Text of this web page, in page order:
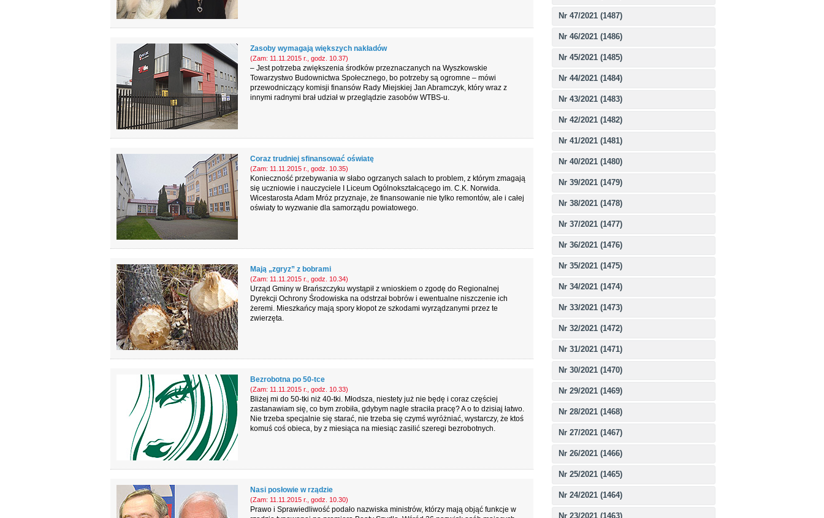
Nr 47/2021 (1487)
Nr 46/2021 (1486)
Nr 45/2021 (1485)
Nr 44/2021 (1484)
Nr 43/2021 (1483)
Nr 42/2021 (1482)
Nr 41/2021 (1481)
Nr 40/2021 (1480)
Nr 39/2021 (1479)
Nr 38/2021 (1478)
Nr 37/2021 (1477)
Nr 36/2021 (1476)
Nr 35/2021 (1475)
Nr 34/2021 (1474)
Nr 33/2021 (1473)
Nr 32/2021 (1472)
Nr 31/2021 (1471)
Nr 30/2021 (1470)
Nr 29/2021 (1469)
Nr 28/2021 (1468)
Nr 27/2021 (1467)
Nr 26/2021 (1466)
Nr 25/2021 (1465)
Nr 24/2021 (1464)
Nr 23/2021 (1463)
Zasoby wymagają większych nakładów
(Zam: 11.11.2015 r., godz. 10.37)
– Jest potrzeba zwiększenia środków przeznaczanych na Wyszkowskie
Towarzystwo Budownictwa Społecznego, bo potrzeby są ogromne – mówi
przewodniczący komisji finansów Rady Miejskiej Jan Abramczyk, który wraz z
innymi radnymi brał udział w przeglądzie zasobów WTBS-u.
Coraz trudniej sfinansować oświatę
(Zam: 11.11.2015 r., godz. 10.35)
Konieczność przebywania w słabo ogrzanych salach to problem, z którym zmagają
się uczniowie i nauczyciele I Liceum Ogólnokształcącego im. C.K. Norwida.
Wicestarosta Adam Mróz przyznaje, że finansowanie nie tylko remontów, ale i całej
oświaty to wyzwanie dla samorządu powiatowego.
Mają „zgryz” z bobrami
(Zam: 11.11.2015 r., godz. 10.34)
Urząd Gminy w Brańszczyku wystąpił z wnioskiem o zgodę do Regionalnej
Dyrekcji Ochrony Środowiska na odstrzał bobrów i ewentualne niszczenie ich
żeremi. Mieszkańcy mają spory kłopot ze szkodami wyrządzanymi przez te
zwierzęta.
Bezrobotna po 50-tce
(Zam: 11.11.2015 r., godz. 10.33)
Bliżej mi do 50-tki niż 40-tki. Młodsza, niestety już nie będę i coraz częściej
zastanawiam się, co bym zrobiła, gdybym nagle straciła pracę? A o to dzisiaj łatwo.
Nie trzeba specjalnie się starać, nie trzeba się czymś wyróżniać, wystarczy, że ktoś
komuś coś obieca, by z miesiąca na miesiąc zasilić szeregi bezrobotnych.
Nasi posłowie w rządzie
(Zam: 11.11.2015 r., godz. 10.30)
Prawo i Sprawiedliwość podało nazwiska ministrów, którzy mają objąć funkcje w